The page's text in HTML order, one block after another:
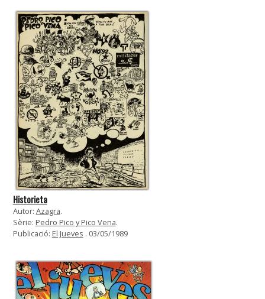
Pedro Pico y Pico Vena
Historieta
Autor: Azagra.
Sèrie: Pedro Pico y Pico Vena.
Publicació: El Jueves . 03/05/1989